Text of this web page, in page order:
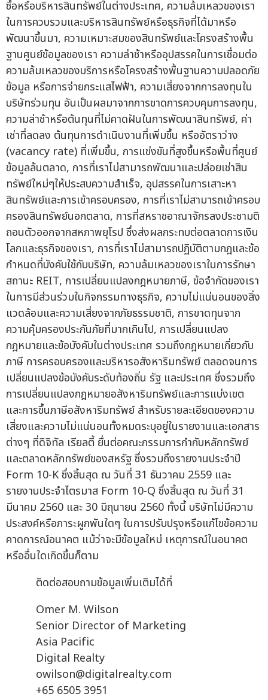
ซื้อหรือบริหารสินทรัพย์ในต่างประเทศ, ความล้มเหลวของเรา
ในการควบรวมและบริหารสินทรัพย์หรือธุรกิจที่ได้มาหรือ
พัฒนาขึ้นมา, ความเหมาะสมของสินทรัพย์และโครงสร้างพื้น
ฐานศูนย์ข้อมูลของเรา ความล่าช้าหรืออุปสรรคในการเชื่อมต่อ
ความล้มเหลวของบริการหรือโครงสร้างพื้นฐานความปลอดภัย
ข้อมูล หรือการจ่ายกระแสไฟฟ้า, ความเสี่ยงจากการลงทุนใน
บริษัทร่วมทุน อันเป็นผลมาจากการขาดการควบคุมการลงทุน,
ความล่าช้าหรือต้นทุนที่ไม่คาดฝันในการพัฒนาสินทรัพย์, ค่า
เช่าที่ลดลง ต้นทุนการดำเนินงานที่เพิ่มขึ้น หรืออัตราว่าง
(vacancy rate) ที่เพิ่มขึ้น, การแข่งขันที่สูงขึ้นหรือพื้นที่ศูนย์
ข้อมูลล้นตลาด, การที่เราไม่สามารถพัฒนาและปล่อยเช่าสิน
ทรัพย์ใหม่ๆให้ประสบความสำเร็จ, อุปสรรคในการเสาะหา
สินทรัพย์และการเข้าครอบครอง, การที่เราไม่สามารถเข้าครอบ
ครองสินทรัพย์นอกตลาด, การที่สหราชอาณาจักรลงประชามติ
ถอนตัวออกจากสหภาพยุโรป ซึ่งส่งผลกระทบต่อตลาดการเงิน
โลกและธุรกิจของเรา, การที่เราไม่สามารถปฏิบัติตามกฎและข้อ
กำหนดที่บังคับใช้กับบริษัท, ความล้มเหลวของเราในการรักษา
สถานะ REIT, การเปลี่ยนแปลงกฎหมายภาษี, ข้อจำกัดของเรา
ในการมีส่วนร่วมในกิจกรรมทางธุรกิจ, ความไม่แน่นอนของสิ่ง
แวดล้อมและความเสี่ยงจากภัยธรรมชาติ, การขาดทุนจาก
ความคุ้มครองประกันภัยที่มากเกินไป, การเปลี่ยนแปลง
กฎหมายและข้อบังคับในต่างประเทศ รวมถึงกฎหมายเกี่ยวกับ
ภาษี การครอบครองและบริหารอสังหาริมทรัพย์ ตลอดจนการ
เปลี่ยนแปลงข้อบังคับระดับท้องถิ่น รัฐ และประเทศ ซึ่งรวมถึง
การเปลี่ยนแปลงกฎหมายอสังหาริมทรัพย์และการแบ่งเขต
และการขึ้นภาษีอสังหาริมทรัพย์ สำหรับรายละเอียดของความ
เสี่ยงและความไม่แน่นอนทั้งหมดระบุอยู่ในรายงานและเอกสาร
ต่างๆ ที่ดิจิทัล เรียลตี้ ยื่นต่อคณะกรรมการกำกับหลักทรัพย์
และตลาดหลักทรัพย์ของสหรัฐ ซึ่งรวมถึงรายงานประจำปี
Form 10-K ซึ่งสิ้นสุด ณ วันที่ 31 ธันวาคม 2559 และ
รายงานประจำไตรมาส Form 10-Q ซึ่งสิ้นสุด ณ วันที่ 31
มีนาคม 2560 และ 30 มิถุนายน 2560 ทั้งนี้ บริษัทไม่มีความ
ประสงค์หรือภาระผูกพันใดๆ ในการปรับปรุงหรือแก้ไขข้อความ
คาดการณ์อนาคต แม้ว่าจะมีข้อมูลใหม่ เหตุการณ์ในอนาคต
หรืออื่นใดเกิดขึ้นก็ตาม
ติดต่อสอบถามข้อมูลเพิ่มเติมได้ที่
Omer M. Wilson
Senior Director of Marketing
Asia Pacific
Digital Realty
owilson@digitalrealty.com
+65 6505 3951